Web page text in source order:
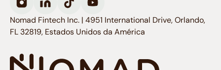
Nomad Fintech Inc. | 4951 International Drive, Orlando,
FL 32819, Estados Unidos da América